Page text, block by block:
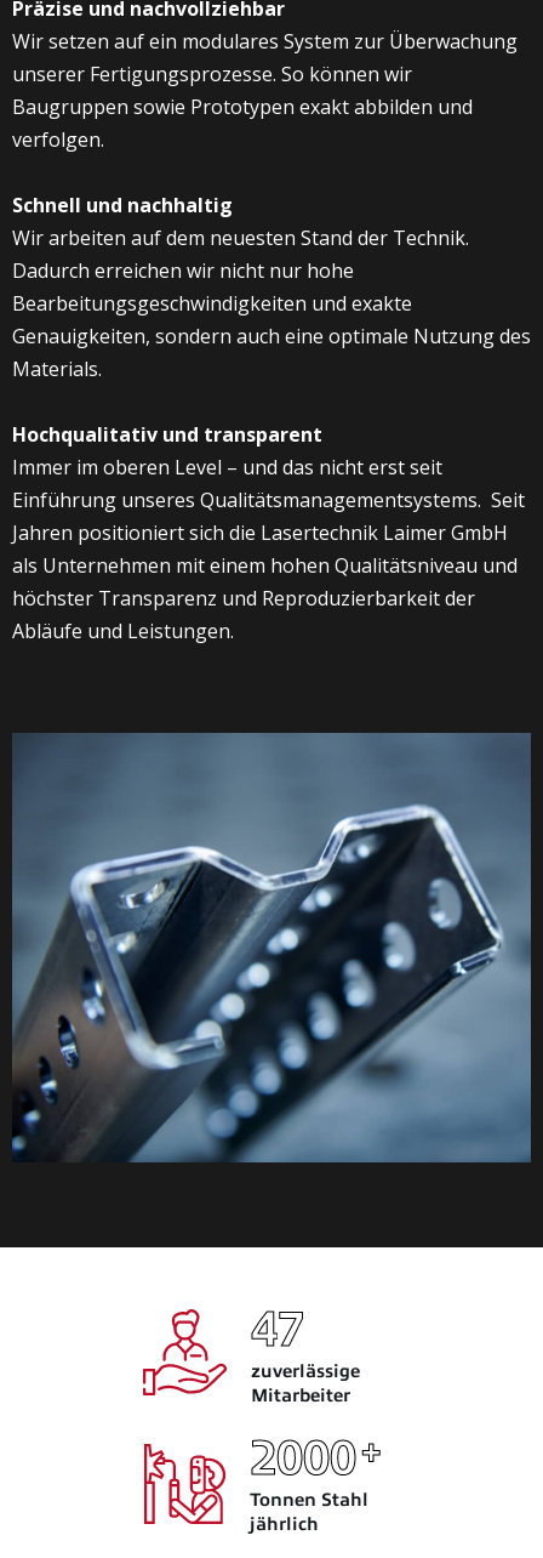
Präzise und nachvollziehbar
Wir setzen auf ein modulares System zur Überwachung
unserer Fertigungsprozesse. So können wir
Baugruppen sowie Prototypen exakt abbilden und
verfolgen.
Schnell und nachhaltig
Wir arbeiten auf dem neuesten Stand der Technik.
Dadurch erreichen wir nicht nur hohe
Bearbeitungsgeschwindigkeiten und exakte
Genauigkeiten, sondern auch eine optimale Nutzung des
Materials.
Hochqualitativ und transparent
Immer im oberen Level – und das nicht erst seit
Einführung unseres Qualitätsmanagementsystems. Seit
Jahren positioniert sich die Lasertechnik Laimer GmbH
als Unternehmen mit einem hohen Qualitätsniveau und
höchster Transparenz und Reproduzierbarkeit der
Abläufe und Leistungen.
47
zuverlässige
Mitarbeiter
2000+
Tonnen Stahl
jährlich